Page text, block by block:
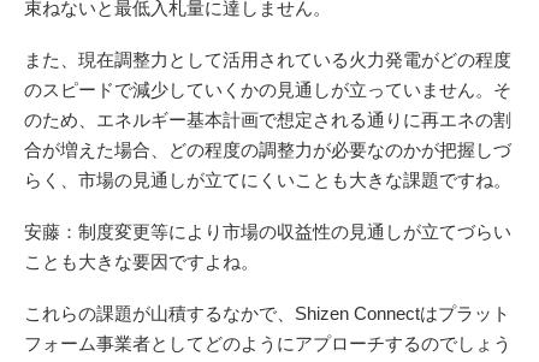
束ねないと最低入札量に達しません。
また、現在調整力として活用されている火力発電がどの程度
のスピードで減少していくかの見通しが立っていません。そ
のため、エネルギー基本計画で想定される通りに再エネの割
合が増えた場合、どの程度の調整力が必要なのかが把握しづ
らく、市場の見通しが立てにくいことも大きな課題ですね。
安藤：制度変更等により市場の収益性の見通しが立てづらい
ことも大きな要因ですよね。
これらの課題が山積するなかで、Shizen Connectはプラット
フォーム事業者としてどのようにアプローチするのでしょう